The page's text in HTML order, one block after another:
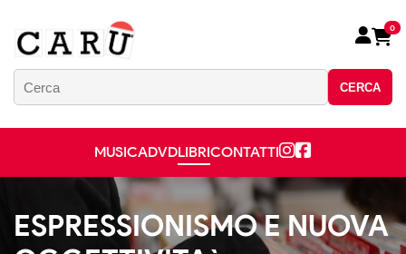
CERCA
0
MUSICADVDLIBRICONTATTI
ESPRESSIONISMO E NUOVA